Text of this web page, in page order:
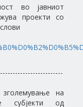
во јавниот
проекти со
на
субјекти од